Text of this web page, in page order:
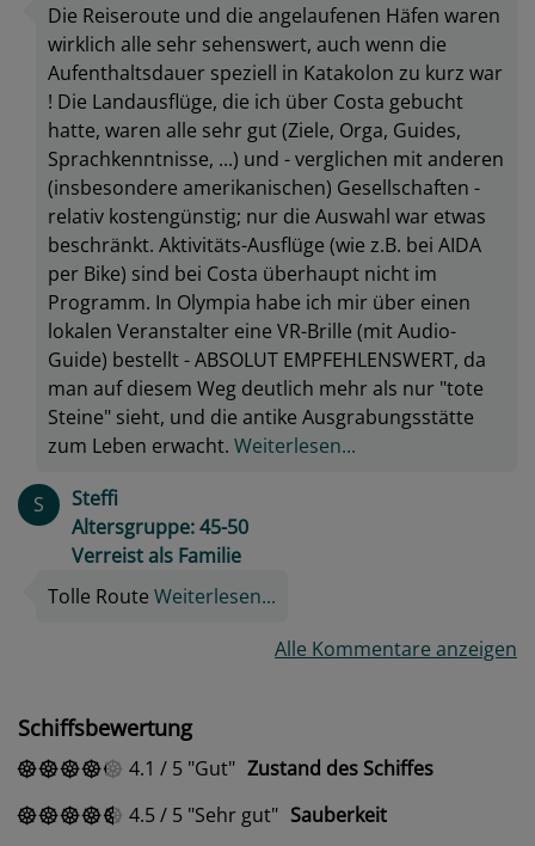
Die Reiseroute und die angelaufenen Häfen waren
wirklich alle sehr sehenswert, auch wenn die
Aufenthaltsdauer speziell in Katakolon zu kurz war
! Die Landausflüge, die ich über Costa gebucht
hatte, waren alle sehr gut (Ziele, Orga, Guides,
Sprachkenntnisse, ...) und - verglichen mit anderen
(insbesondere amerikanischen) Gesellschaften -
relativ kostengünstig; nur die Auswahl war etwas
beschränkt. Aktivitäts-Ausflüge (wie z.B. bei AIDA
per Bike) sind bei Costa überhaupt nicht im
Programm. In Olympia habe ich mir über einen
lokalen Veranstalter eine VR-Brille (mit Audio-
Guide) bestellt - ABSOLUT EMPFEHLENSWERT, da
man auf diesem Weg deutlich mehr als nur "tote
Steine" sieht, und die antike Ausgrabungsstätte
zum Leben erwacht. Weiterlesen...
S
Steffi
Altersgruppe: 45-50
Verreist als Familie
Tolle Route Weiterlesen...
Alle Kommentare anzeigen
Schiffsbewertung
4.1 / 5 Gut
Zustand des Schiffes
4.5/ 5 Sehr gut
Sauberkeit